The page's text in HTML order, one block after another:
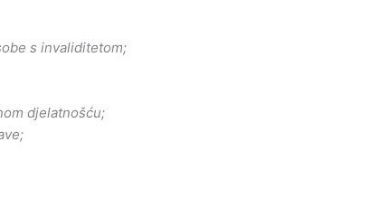
s invaliditetom;
djelatnošću;